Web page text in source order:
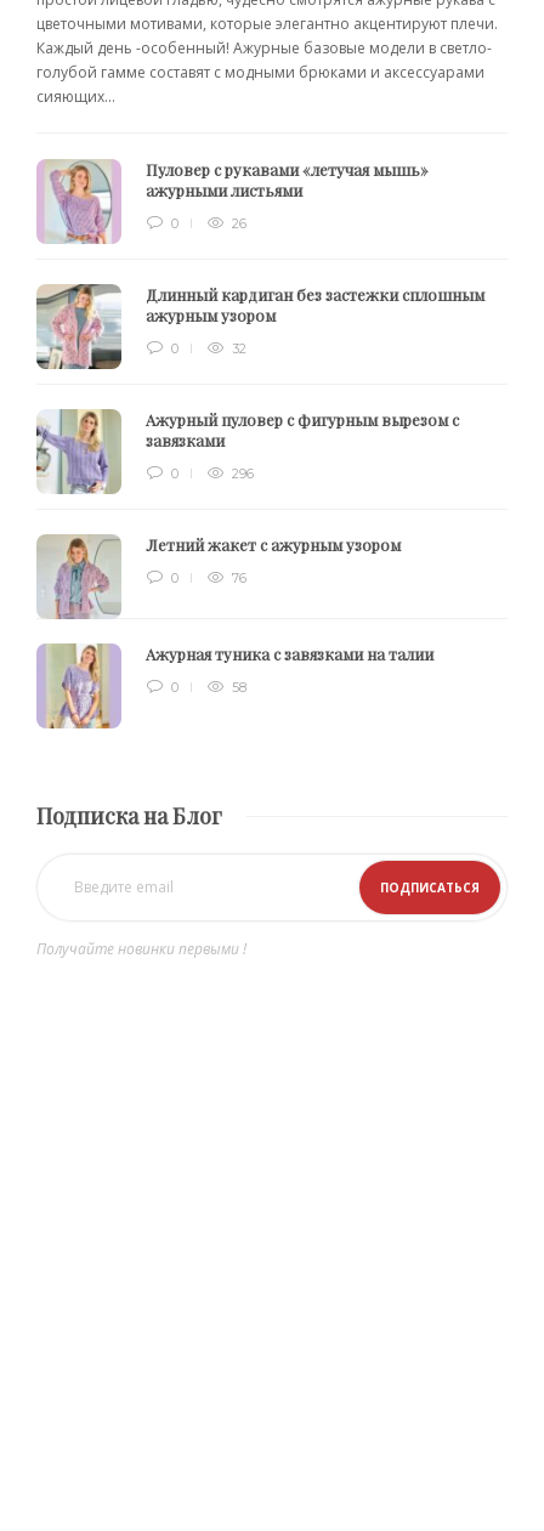
цветочными мотивами, которые элегантно акцентируют плечи.
Каждый день -особенный! Ажурные базовые модели в светло-
голубой гамме составят с модными брюками и аксессуарами
сияющих...
Пуловер с рукавами «летучая мышь»
ажурными листьями
0 26
Длинный кардиган без застежки сплошным
ажурным узором
0 32
Ажурный пуловер с фигурным вырезом с
завязками
0 296
Летний жакет с ажурным узором
0 76
Ажурная туника с завязками на талии
0 58
Подписка на Блог
Получайте новинки первыми !